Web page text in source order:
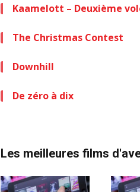
Kaamelott – Deuxième
The Christmas Contest
Downhill
De zéro à dix
Les meilleures films